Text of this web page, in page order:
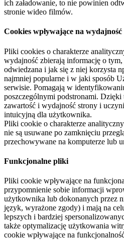
ich załadowanie, to nie powinien
stronie wideo filmów.
Cookies wpływające na wydajność
Pliki cookies o charakterze
wydajność zbierają informację o tym,
odwiedzana i jak się z niej korzysta
najmniej popularne i w jaki sposób
serwisie. Pomagają w
poszczególnymi podstronami. Dzięki
zawartość i wydajność strony i
intuicyjną dla użytkownika.
Pliki cookie o charakterze
nie są usuwane po zamknięciu
przechowywane na komputerze lub
Funkcjonalne pliki
Pliki cookie wpływające na
przypomnienie sobie informacji
użytkownika lub dokonanych przez
język, wyrażone zgody) i mają na
lepszych i bardziej
także optymalizację użytkowania
cookie wpływające na